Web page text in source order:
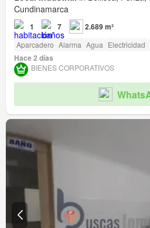
Cundinamarca
1 7 2.689 m²
Aparcadero Alarma Agua Electricidad
Hace 2 días
BIENES CORPORATIVOS